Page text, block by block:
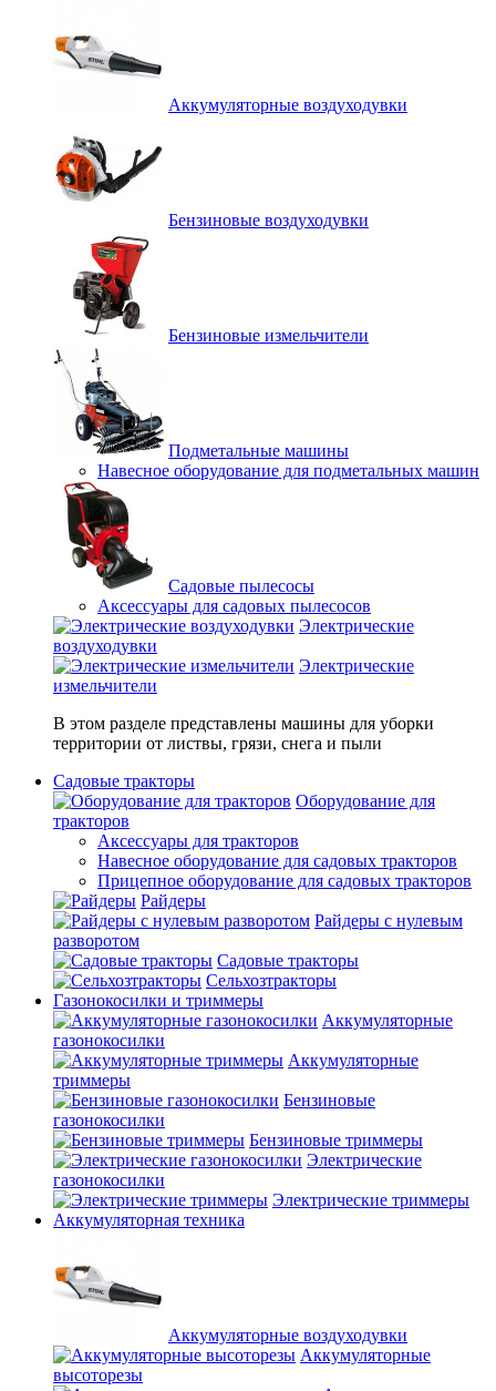
Аккумуляторные воздуходувки
Бензиновые воздуходувки
Бензиновые измельчители
Подметальные машины
Навесное оборудование для подметальных машин
Садовые пылесосы
Аксессуары для садовых пылесосов
Электрические
воздуходувки
Электрические
измельчители
В этом разделе представлены машины для уборки
территории от листвы, грязи, снега и пыли
Садовые тракторы
Оборудование для
тракторов
Аксессуары для тракторов
Навесное оборудование для садовых тракторов
Прицепное оборудование для садовых тракторов
Райдеры
Райдеры с нулевым
разворотом
Садовые тракторы
Сельхозтракторы
Газонокосилки и триммеры
Аккумуляторные
газонокосилки
Аккумуляторные
триммеры
Бензиновые
газонокосилки
Бензиновые триммеры
Электрические
газонокосилки
Электрические триммеры
Аккумуляторная техника
Аккумуляторные воздуходувки
Аккумуляторные
высоторезы